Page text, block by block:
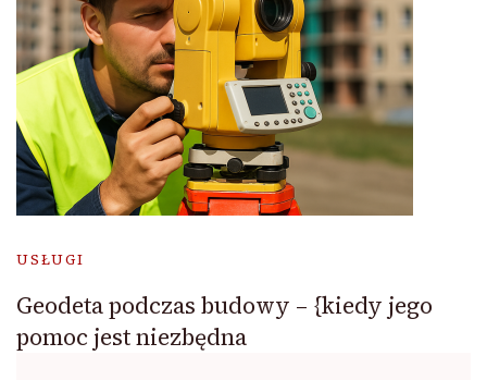
USŁUGI
Geodeta podczas budowy – {kiedy jego
pomoc jest niezbędna